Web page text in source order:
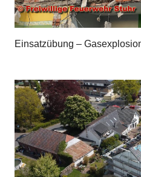
Einsatzübung –